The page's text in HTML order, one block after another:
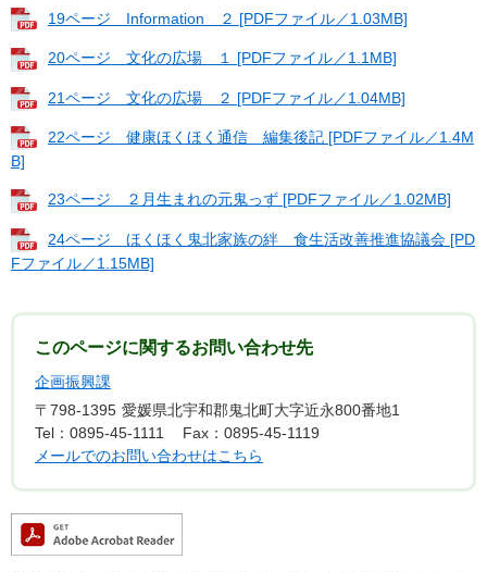
19ページ Information ２ [PDFファイル／1.03MB]
20ページ 文化の広場 １ [PDFファイル／1.1MB]
21ページ 文化の広場 ２ [PDFファイル／1.04MB]
22ページ 健康ほくほく通信 編集後記 [PDFファイル／1.4M
B]
23ページ ２月生まれの元鬼っず [PDFファイル／1.02MB]
24ページ ほくほく鬼北家族の絆 食生活改善推進協議会 [PD
Fファイル／1.15MB]
このページに関するお問い合わせ先
企画振興課
〒798-1395 愛媛県北宇和郡鬼北町大字近永800番地1
Tel：0895-45-1111
Fax：0895-45-1119
メールでのお問い合わせはこちら